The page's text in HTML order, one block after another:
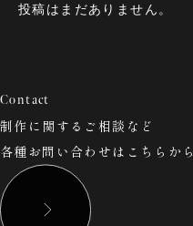
投稿はまだありません。
Contact
制作に関するご相談など
各種お問い合わせはこちらから